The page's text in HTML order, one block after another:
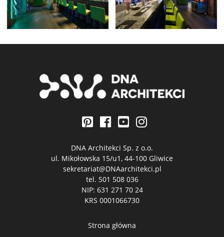
DNA Architekci Sp. z o.o.
ul. Mikołowska 15/u1, 44-100 Gliwice
sekretariat@DNAarchitekci.pl
tel. 501 508 036
NIP: 631 271 70 24
KRS 0001066730
Strona główna